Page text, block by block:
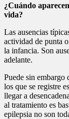
¿Cuándo
vida?
Las ausencias
actividad de punta
la infancia. Son
adelante.
Puede sin embargo
los que se registre
llegar a
al tratamiento es
epilepsia no son